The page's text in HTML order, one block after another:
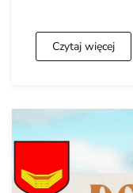
Czytaj więcej